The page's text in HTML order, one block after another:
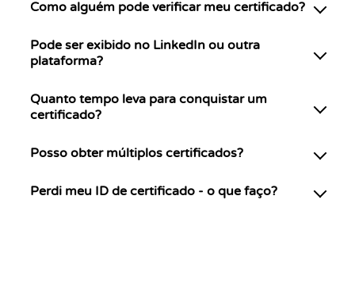
Como alguém pode verificar meu certificado?
Pode ser exibido no LinkedIn ou outra
plataforma?
Quanto tempo leva para conquistar um
certificado?
Posso obter múltiplos certificados?
Perdi meu ID de certificado - o que faço?